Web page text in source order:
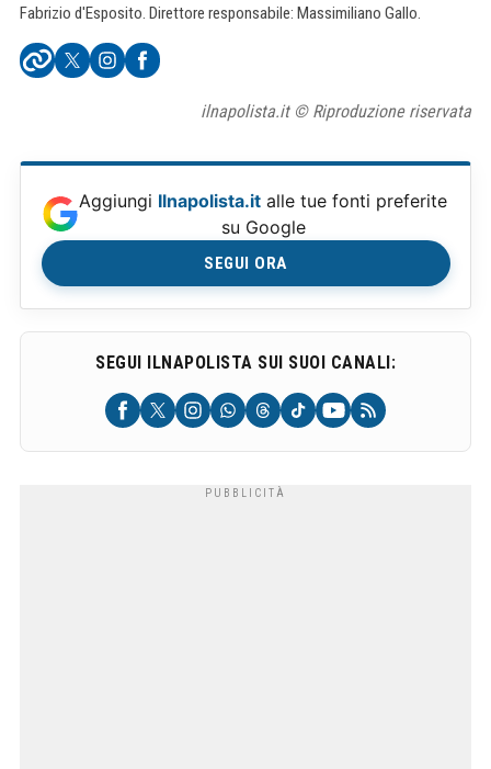
Fabrizio d'Esposito. Direttore responsabile: Massimiliano Gallo.
ilnapolista.it © Riproduzione riservata
Aggiungi Ilnapolista.it alle tue fonti preferite
su Google
SEGUI ORA
SEGUI ILNAPOLISTA SUI SUOI CANALI: